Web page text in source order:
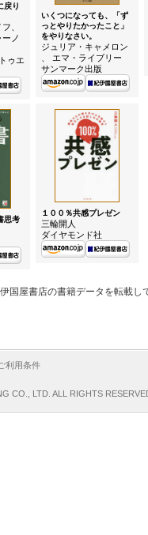
戻り
、
ノ
ゥエ
いくつになっても、「ず
っとやりたかったこと」
をやりなさい。
ジュリア・キャメロン
、 エマ・ライブリー
サンマーク出版
思考
１００％共感プレゼン
三輪開人
ダイヤモンド社
国屋書店の書籍データを転載し
利用条件
CO., LTD. ALL RIGHTS